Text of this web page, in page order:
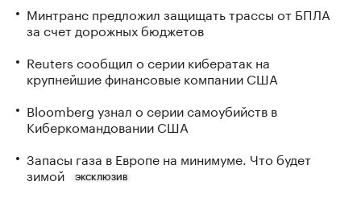
Минтранс предложил защищать трассы от БПЛА
за счет дорожных бюджетов
Reuters сообщил о серии кибератак на
крупнейшие финансовые компании США
Bloomberg узнал о серии самоубийств в
Киберкомандовании США
Запасы газа в Европе на минимуме. Что будет
зимой
ЭКСКЛЮЗИВ